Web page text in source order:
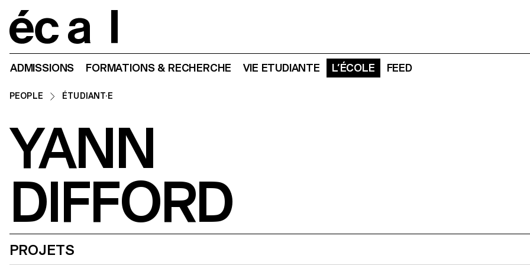
ADMISSIONS FORMATIONS & RECHERCHE VIE ETUDIANTE L’ÉCOLE FEED
PEOPLE ÉTUDIANT·E
YANN
DIFFORD
PROJETS